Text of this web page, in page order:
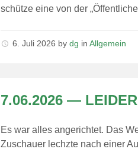
schütze eine von der
6. Juli 2026 bydg inAllgemein
7.06.2026 —
Es war alles angerichtet. Das
Zuschauer lechzte nach einer